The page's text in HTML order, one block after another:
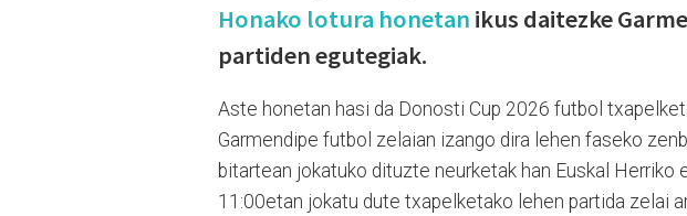
Honako lotura honetan ikus daitezke
partiden egutegiak.
Aste honetan hasi da Donosti Cup 2026 futbol
Garmendipe futbol zelaian izango dira lehen faseko
bitartean jokatuko dituzte neurketak han Euskal Herriko
11:00etan jokatu dute txapelketako lehen partida zelai